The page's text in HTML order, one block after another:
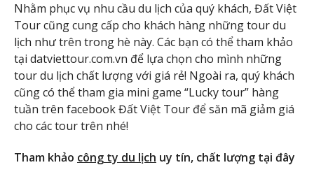
Nhằm phục vụ nhu cầu du lịch của quý khách, Đất Việt
Tour cũng cung cấp cho khách hàng những tour du
lịch như trên trong hè này. Các bạn có thể tham khảo
tại datviettour.com.vn để lựa chọn cho mình những
tour du lịch chất lượng với giá rẻ! Ngoài ra, quý khách
cũng có thể tham gia mini game “Lucky tour” hàng
tuần trên facebook Đất Việt Tour để săn mã giảm giá
cho các tour trên nhé!
Tham khảo công ty du lịch uy tín, chất lượng tại đây